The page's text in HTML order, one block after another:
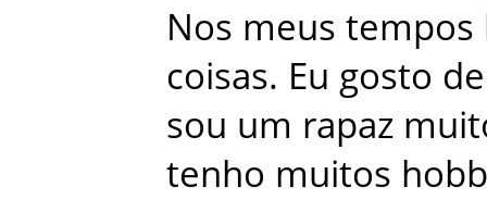
Nos meus tempos
coisas. Eu gosto de
sou um rapaz
tenho muitos